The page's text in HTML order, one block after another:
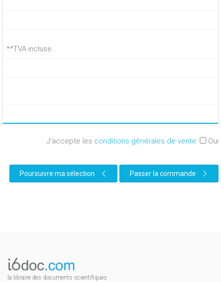
**TVA incluse.
J'accepte les conditions générales de vente: Oui
Poursuivre ma sélection Passer la commande
la libraire des documents scientifiques